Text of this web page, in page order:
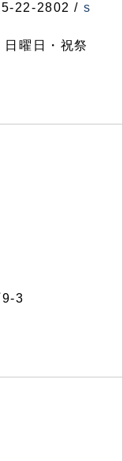
22-2802 / s
曜日・祝祭
3